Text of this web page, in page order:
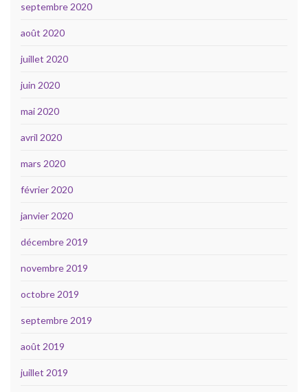
septembre 2020
août 2020
juillet 2020
juin 2020
mai 2020
avril 2020
mars 2020
février 2020
janvier 2020
décembre 2019
novembre 2019
octobre 2019
septembre 2019
août 2019
juillet 2019